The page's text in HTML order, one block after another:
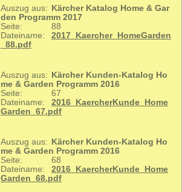
Auszug aus:
Kärcher Katalog Home & Gar
den Programm 2017
Seite:
88
Dateiname:
2017_Kaercher_HomeGarden
_88.pdf
Auszug aus:
Kärcher Kunden-Katalog Ho
me & Garden Programm 2016
Seite:
67
Dateiname:
2016_KaercherKunde_Home
Garden_67.pdf
Auszug aus:
Kärcher Kunden-Katalog Ho
me & Garden Programm 2016
Seite:
68
Dateiname:
2016_KaercherKunde_Home
Garden_68.pdf